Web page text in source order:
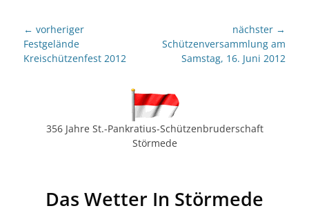
Beitragsnavigation
← vorheriger
Vorheriger
Beitrag:
Festgelände
Kreischützenfest 2012
nächster →
nächster
Beitrag:
Schützenversammlung am
Samstag, 16. Juni 2012
356 Jahre St.-Pankratius-Schützenbruderschaft
Störmede
Das Wetter In Störmede